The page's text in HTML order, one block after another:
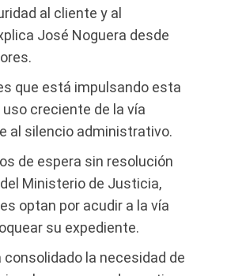
al cliente y al
José Noguera desde
que está impulsando esta
creciente de la vía
al silencio administrativo.
de espera sin resolución
Ministerio de Justicia,
optan por acudir a la vía
su expediente.
la necesidad de